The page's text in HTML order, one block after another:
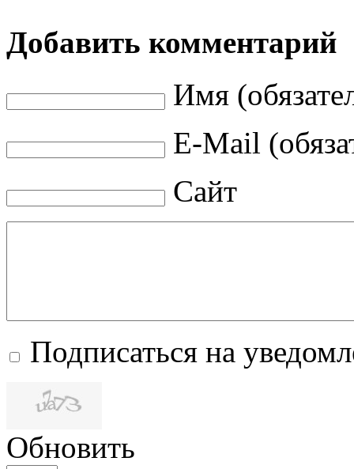
Добавить комментарий
Имя
E-Mail
Сайт
Подписаться на
Обновить